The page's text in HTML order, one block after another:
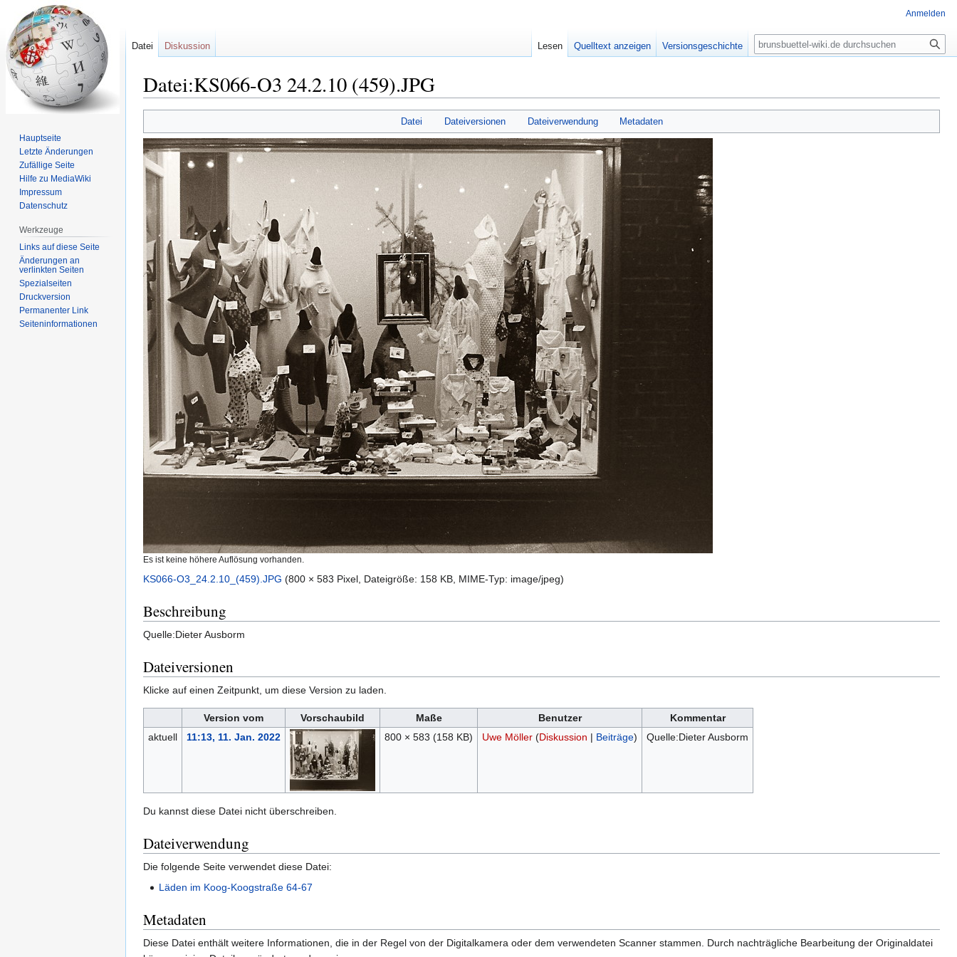
Datei:KS066-O3 24.2.10 (459).JPG
Navigation
springen
Suche
springen
Datei Dateiversionen Dateiverwendung Metadaten
Es ist keine höhere Auflösung vorhanden.
KS066-O3_24.2.10_(459).JPG (800 × 583 Pixel, Dateigröße: 158 KB, MIME-Typ: image/jpeg)
Beschreibung
Quelle:Dieter Ausborm
Dateiversionen
Klicke auf einen Zeitpunkt, um diese Version zu laden.
Version vom Vorschaubild Maße Benutzer
Kommentar
aktuell
11:13, 11. Jan. 2022 800 × 583 (158 KB) Uwe Möller (Diskussion | Beiträge) Quelle:Dieter Ausborm
Du kannst diese Datei nicht überschreiben.
Dateiverwendung
Die folgende Seite verwendet diese Datei:
Läden im Koog-Koogstraße 64-67
Metadaten
Diese Datei enthält weitere Informationen, die in der Regel von der Digitalkamera oder dem verwendeten Scanner stammen. Durch nachträgliche Bearbeitung der Originaldatei
Anmelden
Datei Diskussion Lesen Quelltext anzeigen Versionsgeschichte
Suche
Hauptseite
Letzte Änderungen
Zufällige Seite
Hilfe zu MediaWiki
Impressum
Datenschutz
Werkzeuge
Links auf diese Seite
Änderungen an
verlinkten Seiten
Spezialseiten
Druckversion
Permanenter Link
Seiten­informationen